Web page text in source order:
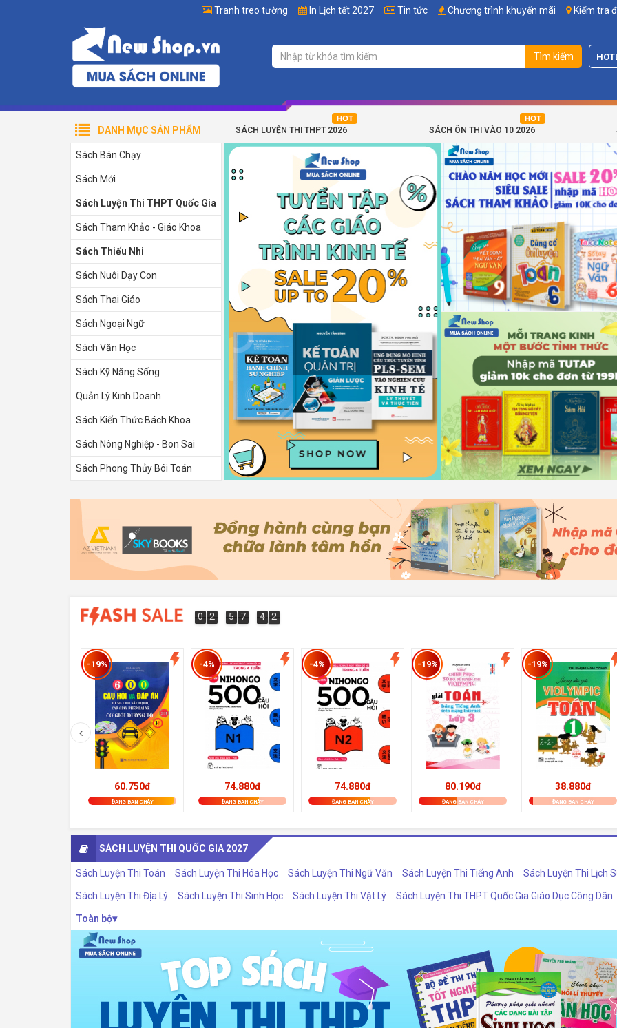
Tranh treo tường In Lịch tết 2027 Tin tức Chương trình khuyến mãi Kiểm tra
Tìm kiếm
SÁCH LUYỆN THI THPT 2026 SÁCH ÔN THI VÀO 10 2026
DANH MỤC SẢN PHẨM
Sách Bán Chạy
Sách Mới
Sách Luyện Thi THPT Quốc Gia
Sách Tham Khảo - Giáo Khoa
Sách Thiếu Nhi
Sách Nuôi Dạy Con
Sách Thai Giáo
Sách Ngoại Ngữ
Sách Văn Học
Sách Kỹ Năng Sống
Quản Lý Kinh Doanh
Sách Kiến Thức Bách Khoa
Sách Nông Nghiệp - Bon Sai
Sách Phong Thủy Bói Toán
0
0 2
2 5
5 7
7 4
4
4
4 0
1
0
2
1
-19%
60.750đ
ĐANG BÁN CHẠY
-4%
74.880đ
ĐANG BÁN CHẠY
-4%
74.880đ
ĐANG BÁN CHẠY
-19%
80.190đ
ĐANG BÁN CHẠY
-19%
38.880đ
ĐANG BÁN CHẠY
SÁCH LUYỆN THI QUỐC GIA 2027
Sách Luyện Thi Toán Sách Luyện Thi Hóa Học Sách Luyện Thi Ngữ Văn Sách Luyện Thi Tiếng Anh Sách Luyện Thi Lịch
Sách Luyện Thi Địa Lý Sách Luyện Thi Sinh Học Sách Luyện Thi Vật Lý Sách Luyện Thi THPT Quốc Gia Giáo Dục Công Dân
Toàn bộ